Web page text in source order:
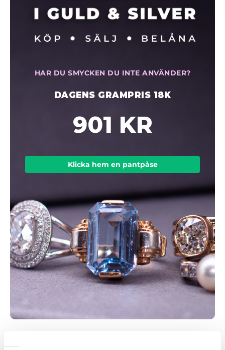
HAR DU SMYCKEN DU INTE ANVÄNDER?
DAGENS GRAMPRIS 18K
901 KR
Klicka hem en pantpåse